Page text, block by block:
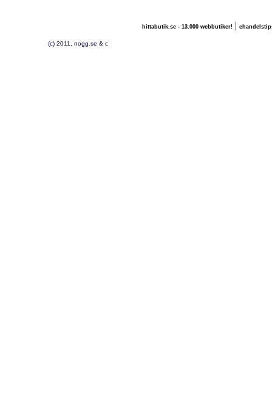
hittabutik.se - 13.000 webbutiker!|
(c) 2011, nogg.se & c